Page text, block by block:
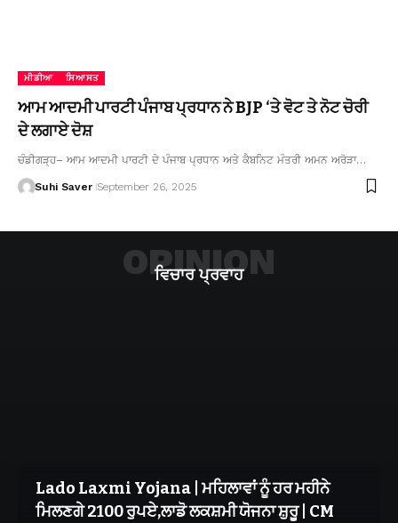
ਮੀਡੀਆ ਸਿਆਸਤ
ਆਮ ਆਦਮੀ ਪਾਰਟੀ ਪੰਜਾਬ ਪ੍ਰਧਾਨ ਨੇ BJP ‘ਤੇ ਵੋਟ ਤੇ ਨੋਟ ਚੋਰੀ
ਦੇ ਲਗਾਏ ਦੋਸ਼
ਚੰਡੀਗੜ੍ਹ– ਆਮ ਆਦਮੀ ਪਾਰਟੀ ਦੇ ਪੰਜਾਬ ਪ੍ਰਧਾਨ ਅਤੇ ਕੈਬਨਿਟ ਮੰਤਰੀ ਅਮਨ ਅਰੋੜਾ…
Suhi Saver September 26, 2025
ਵਿਚਾਰ ਪ੍ਰਵਾਹ
OPINION
Lado Laxmi Yojana | ਮਹਿਲਾਵਾਂ ਨੂੰ ਹਰ ਮਹੀਨੇ
ਮਿਲਣਗੇ 2100 ਰੁਪਏ,ਲਾਡੋ ਲਕਸ਼ਮੀ ਯੋਜਨਾ ਸ਼ੁਰੂ | CM